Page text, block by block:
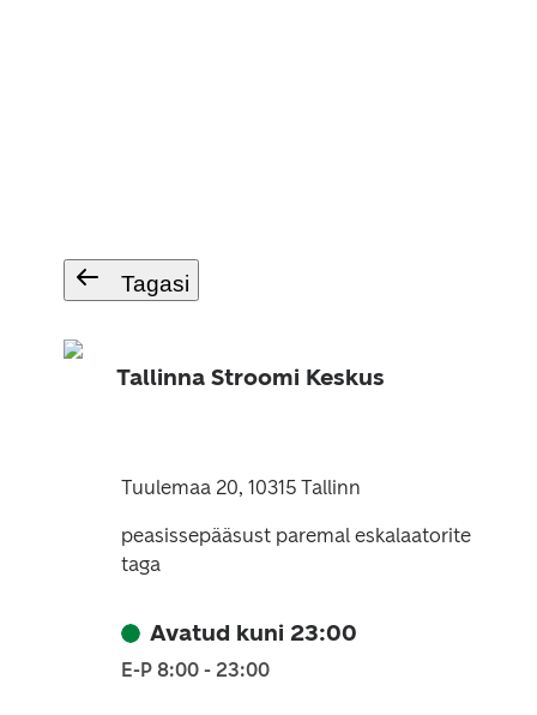
Tagasi
Tallinna Stroomi Keskus
Tuulemaa 20, 10315 Tallinn
peasissepääsust paremal eskalaatorite
taga
Avatud kuni 23:00
E-P 8:00 - 23:00